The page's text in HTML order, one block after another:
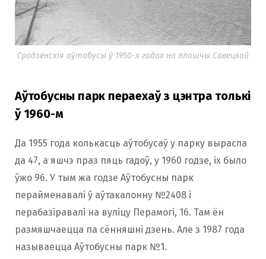
Гродзенскія аўтобусы ў 1950-х гадах на плошчы Савецкай
Аўтобусны парк пераехаў з цэнтра толькі
ў 1960-м
Да 1955 года колькасць аўтобусаў у парку вырасла
да 47, а яшчэ праз пяць гадоў, у 1960 годзе, іх было
ўжо 96. У тым жа годзе Аўтобусны парк
перайменавалі ў аўтакалонну №2408 і
перабазіравалі на вуліцу Перамогі, 16. Там ён
размяшчаецца па сённяшні дзень. Але з 1987 года
называецца Аўтобусны парк №1.